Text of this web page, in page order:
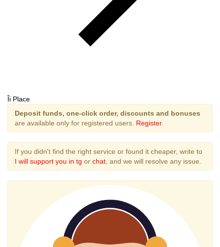
Deposit funds, one-click order, discounts and bonuses
are available only for registered users.Register.
If you didn't find the right service or found it cheaper, write to
I will support you in tgor chat, and we will resolve any issue.